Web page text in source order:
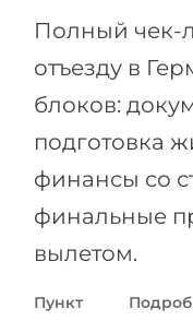
Полный чек-
отъезду в
блоков:
подготовка
финансы со
финальные
вылетом.
Пункт